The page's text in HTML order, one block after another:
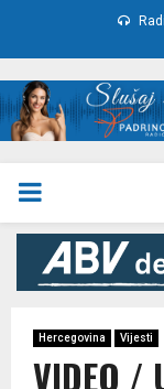
PRIMARY
MENU
Hercegovina Vijesti
VIDEO /